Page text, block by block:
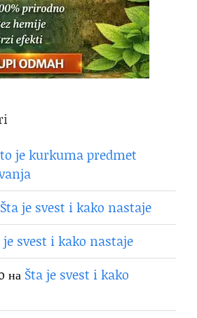
je kurkuma predmet
Šta je svest i kako nastaje
je svest i kako nastaje
на Šta je svest i kako